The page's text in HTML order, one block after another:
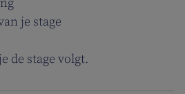
je stage
de stage volgt.